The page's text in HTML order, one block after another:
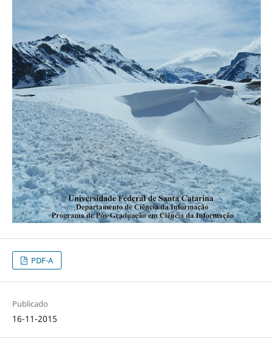
PDF-A
Publicado
16-11-2015